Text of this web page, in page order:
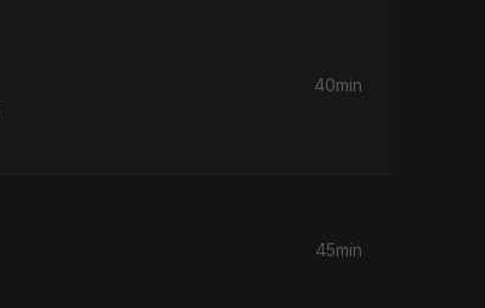
40min
45min